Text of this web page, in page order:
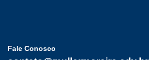
Fale Conosco